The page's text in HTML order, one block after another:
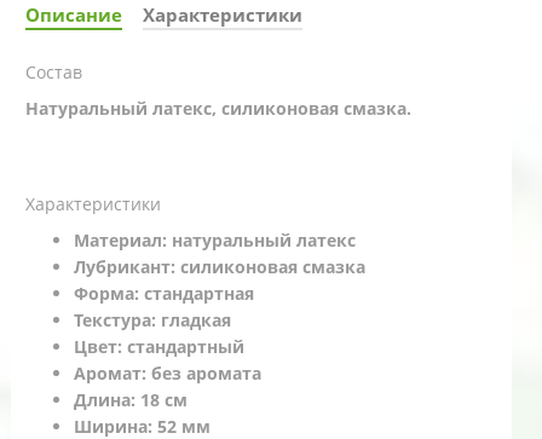
Описание Характеристики
Состав
Натуральный латекс, силиконовая смазка.
Характеристики
Материал: натуральный латекс
Лубрикант: силиконовая смазка
Форма: стандартная
Текстура: гладкая
Цвет: стандартный
Аромат: без аромата
Длина: 18 см
Ширина: 52 мм